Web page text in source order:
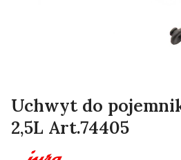
Uchwyt do
2,5L Art.74405